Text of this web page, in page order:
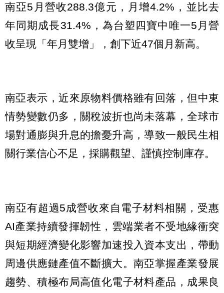
南亞5月營收288.3億元，月增4.2%，並比去
年同期成長31.4%，為台塑四寶中唯一5月營
收呈現「年月雙增」，創下近47個月新高。
南亞表示，近來原物料價格雖有回落，但中東
情勢變數仍多，關稅波折也尚未落幕，全球市
場對通膨與升息的擔憂升高，導致一般民生相
關行業信心不足，採購觀望、謹慎控制庫存。
南亞有超過5成營收來自電子材料相關，受惠
AI產業持續發揮韌性，雲端業者不受地緣衝突
與短期經濟變化影響加速投入資本支出，帶動
周邊供應鏈產值不斷擴大。南亞掌握產業發展
趨勢、積極布局高值化電子材料產品，成果良